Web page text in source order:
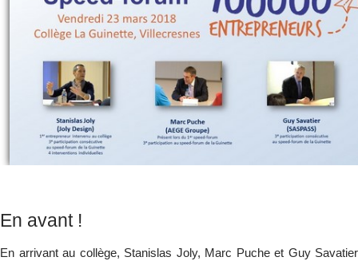
En avant !
En arrivant au collège, Stanislas Joly, Marc Puche et Guy Savatier